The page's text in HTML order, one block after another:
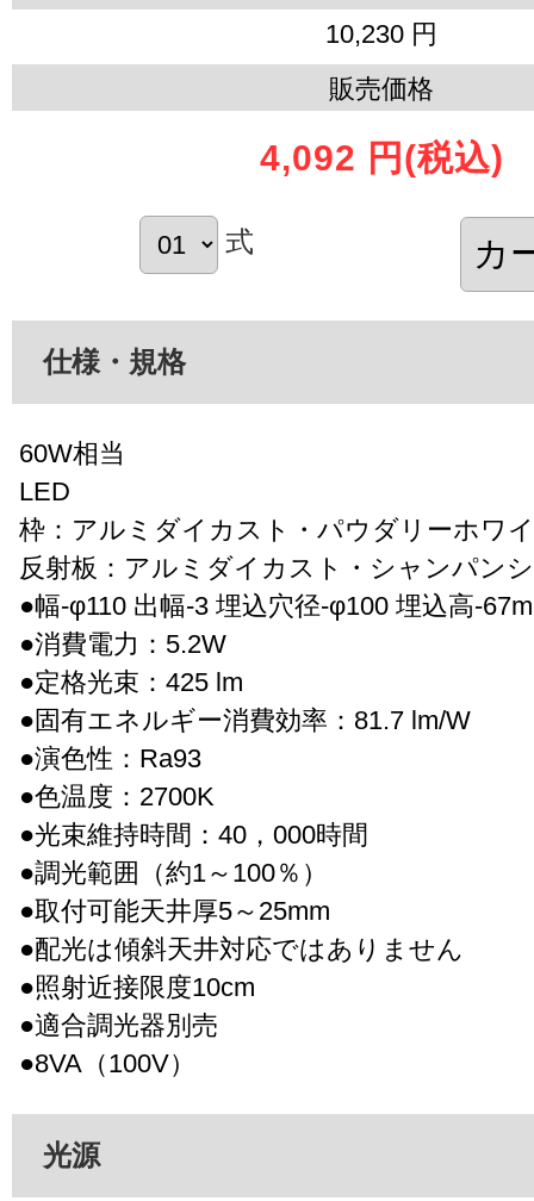
10,230 円
販売価格
4,092 円 (税込)
式
仕様・規格
60W相当
LED
枠：アルミダイカスト・パウダリーホワ
反射板：アルミダイカスト・シャンパン
●幅-φ110 出幅-3 埋込穴径-φ100 埋込高-
●消費電力：5.2W
●定格光束：425 lm
●固有エネルギー消費効率：81.7 lm/W
●演色性：Ra93
●色温度：2700K
●光束維持時間：40，000時間
●調光範囲（約1～100％）
●取付可能天井厚5～25mm
●配光は傾斜天井対応ではありません
●照射近接限度10cm
●適合調光器別売
●8VA（100V）
光源